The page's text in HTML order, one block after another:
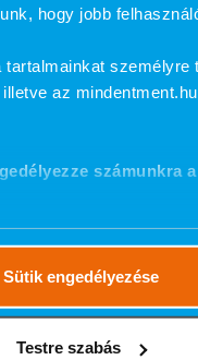
hogy jobb
személyre
az
számunkra
Sütik engedélyezése
Testre szabás
küldését
Adatai
vagy
alábbi e-
útján:
vagy a
küldött